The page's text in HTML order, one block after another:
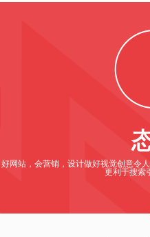
好网站，会营销，设计做好视觉创意令
更利于搜索